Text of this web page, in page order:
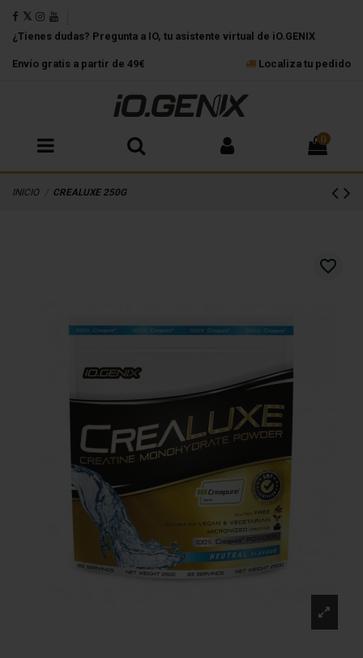
¿Tienes dudas? Pregunta a IO, tu asistente virtual de iO.GENIX
Envío gratis a partir de 49€ Localiza tu pedido
0
INICIO CREALUXE 250G
favorite_border